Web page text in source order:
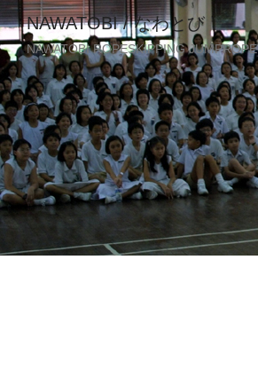
NAWATOBI / なわとび
NAWATOBI ROPESKIPPING JUMPROPE